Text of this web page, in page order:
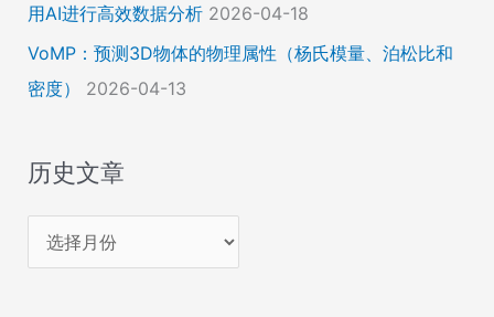
用AI进行高效数据分析 2026-04-18
VoMP：预测3D物体的物理属性（杨氏模量、泊松比和
密度）
2026-04-13
历史文章
史